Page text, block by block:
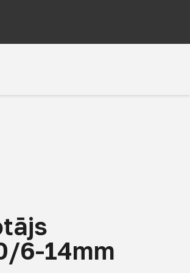
6-14mm